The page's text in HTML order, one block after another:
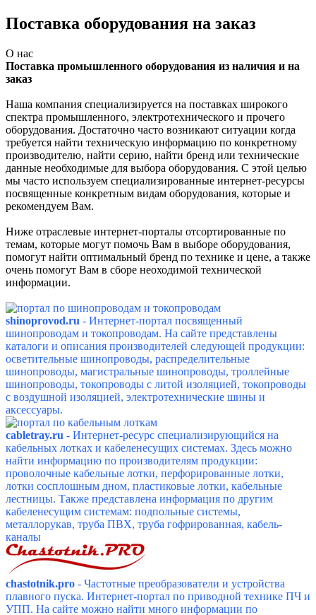
Поставка оборудования на заказ
О нас
Поставка промышленного оборудования из наличия и на
заказ
Наша компания специализируется на поставках широкого
спектра промышленного, электротехнического и прочего
оборудования. Достаточно часто возникают ситуации когда
требуется найти техническую информацию по конкретному
производителю, найти серию, найти бренд или технические
данные необходимые для выбора оборудования. С этой целью
мы часто используем специализированные интернет-ресурсы
посвященные конкретным видам оборудования, которые и
рекомендуем Вам.
Ниже отраслевые интернет-порталы отсортированные по
темам, которые могут помочь Вам в выборе оборудования,
помогут найти оптимальный бренд по технике и цене, а также
очень помогут Вам в сборе неоходимой технической
информации.
shinoprovod.ru - Интернет-портал посвященный
шинопроводам и токопроводам. На сайте представлены
каталоги и описания производителей следующей продукции:
осветительные шинопроводы, распределительные
шинопроводы, магистральные шинопроводы, троллейные
шинопроводы, токопроводы с литой изоляцией, токопроводы
с воздушной изоляцией, электротехнические шины и
аксессуары.
cabletray.ru - Интернет-ресурс специализирующийся на
кабельных лотках и кабеленесущих системах. Здесь можно
найти информацию по производителям продукции:
проволочные кабельные лотки, перфорированные лотки,
лотки сосплошным дном, пластиковые лотки, кабельные
лестницы. Также представлена информация по другим
кабеленесущим системам: подпольные системы,
металлорукав, труба ПВХ, труба гофрированная, кабель-
каналы
chastotnik.pro - Частотные преобразователи и устройства
плавного пуска. Интернет-портал по приводной технике ПЧ и
УПП. На сайте можно найти много информации по